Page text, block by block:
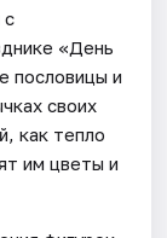
с
«День
пословицы и
своих
как тепло
им цветы и